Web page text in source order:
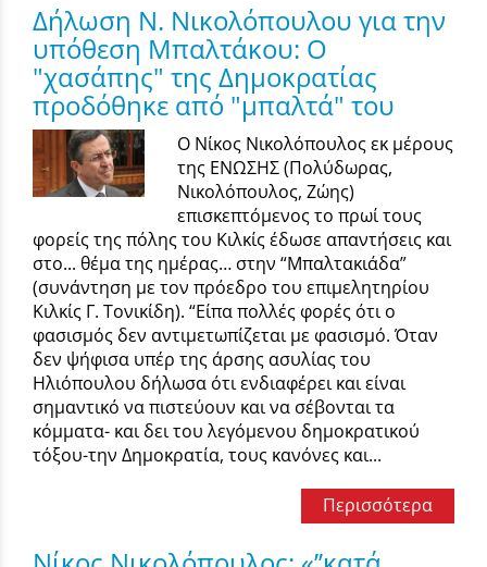
Δήλωση Ν. Νικολόπουλου για την
υπόθεση Μπαλτάκου: Ο
"χασάπης" της Δημοκρατίας
προδόθηκε από "μπαλτά" του
Ο Νίκος Νικολόπουλος εκ μέρους
της ΕΝΩΣΗΣ (Πολύδωρας,
Νικολόπουλος, Ζώης)
επισκεπτόμενος το πρωί τους
φορείς της πόλης του Κιλκίς έδωσε απαντήσεις και
στο... θέμα της ημέρας… στην “Μπαλτακιάδα”
(συνάντηση με τον πρόεδρο του επιμελητηρίου
Κιλκίς Γ. Τονικίδη). “Είπα πολλές φορές ότι ο
φασισμός δεν αντιμετωπίζεται με φασισμό. Όταν
δεν ψήφισα υπέρ της άρσης ασυλίας του
Ηλιόπουλου δήλωσα ότι ενδιαφέρει και είναι
σημαντικό να πιστεύουν και να σέβονται τα
κόμματα- και δει του λεγόμενου δημοκρατικού
τόξου-την Δημοκρατία, τους κανόνες και...
Περισσότερα